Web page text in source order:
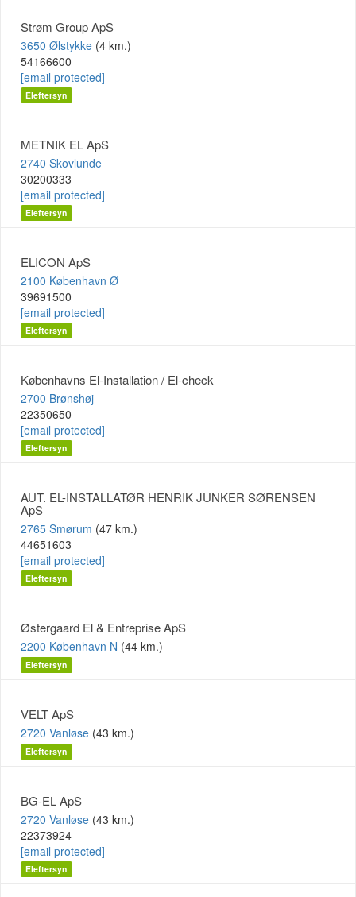
Strøm Group ApS
3650 Ølstykke (4 km.)
54166600
[email protected]
Eleftersyn
METNIK EL ApS
2740 Skovlunde
30200333
[email protected]
Eleftersyn
ELICON ApS
2100 København Ø
39691500
[email protected]
Eleftersyn
Københavns El-Installation / El-check
2700 Brønshøj
22350650
[email protected]
Eleftersyn
AUT. EL-INSTALLATØR HENRIK JUNKER SØRENSEN
ApS
2765 Smørum (47 km.)
44651603
[email protected]
Eleftersyn
Østergaard El & Entreprise ApS
2200 København N (44 km.)
Eleftersyn
VELT ApS
2720 Vanløse (43 km.)
Eleftersyn
BG-EL ApS
2720 Vanløse (43 km.)
22373924
[email protected]
Eleftersyn